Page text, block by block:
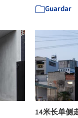
Guardar
14米长单侧